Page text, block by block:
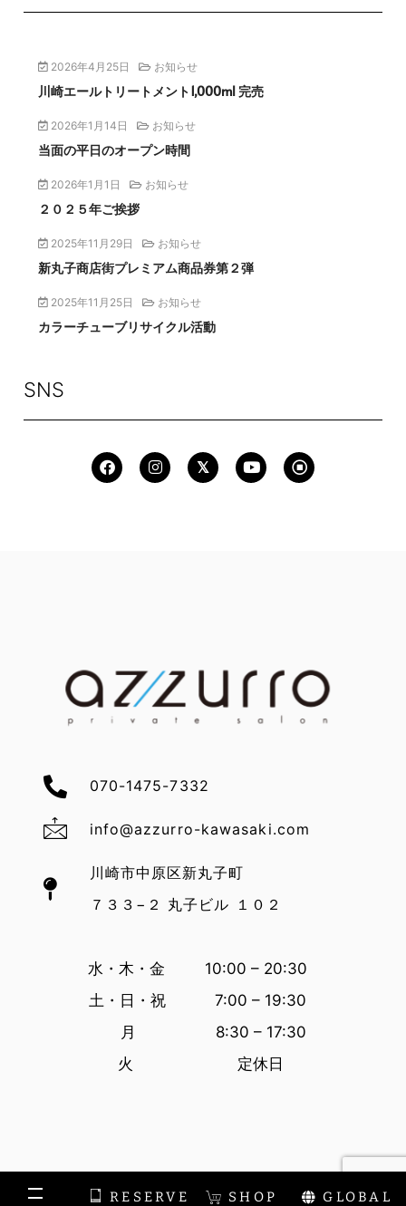
2026年4月25日 お知らせ
川崎エールトリートメント1,000ml 完売
2026年1月14日 お知らせ
当面の平日のオープン時間
2026年1月1日 お知らせ
２０２５年ご挨拶
2025年11月29日 お知らせ
新丸子商店街プレミアム商品券第２弾
2025年11月25日 お知らせ
カラーチューブリサイクル活動
SNS
070-1475-7332
info@azzurro-kawasaki.com
川崎市中原区新丸子町
７３３−２ 丸子ビル １０２
水・木・金 10:00 – 20:30
土・日・祝 7:00 – 19:30
月 8:30 – 17:30
火 定休日
RESERVE SHOP GLOBAL